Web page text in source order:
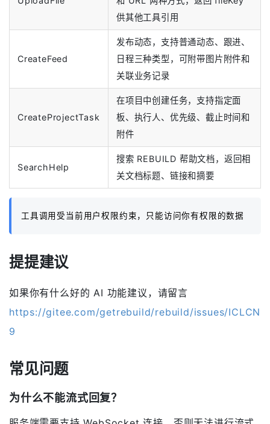
供其他工具引用
CreateFeed
发布动态，支持普通动态、跟进、
日程三种类型，可附带图片附件和
关联业务记录
CreateProjectTask
在项目中创建任务，支持指定面
板、执行人、优先级、截止时间和
附件
SearchHelp
搜索 REBUILD 帮助文档，返回相
关文档标题、链接和摘要
工具调用受当前用户权限约束，只能访问你有权限的数据
提提建议
如果你有什么好的 AI 功能建议，请留言
https://gitee.com/getrebuild/rebuild/issues/ICLCN
9
常见问题
为什么不能流式回复？